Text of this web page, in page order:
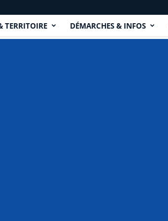
TERRITOIRE DÉMARCHES & INFOS